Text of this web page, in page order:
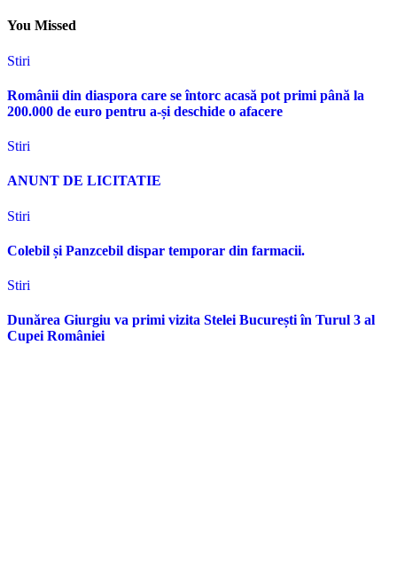
You Missed
Stiri
Românii din diaspora care se întorc acasă pot primi până la
200.000 de euro pentru a-și deschide o afacere
Stiri
ANUNT DE LICITATIE
Stiri
Colebil și Panzcebil dispar temporar din farmacii.
Stiri
Dunărea Giurgiu va primi vizita Stelei București în Turul 3 al
Cupei României